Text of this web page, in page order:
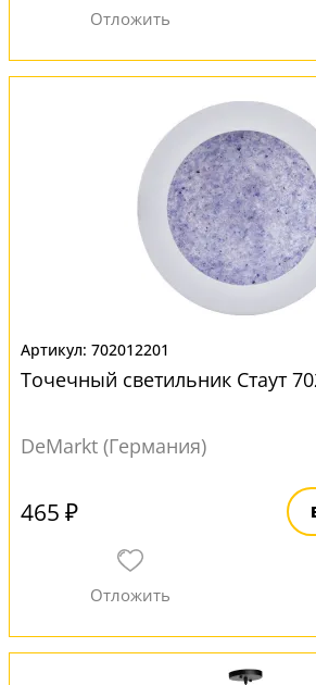
702012201
Точечный светильник Стаут
DeMarkt (Германия)
465 ₽